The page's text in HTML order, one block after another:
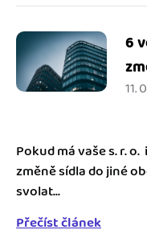
6
11.
Pokud má vaše s. r.
změně sídla do jiné
svolat...
Přečíst článek